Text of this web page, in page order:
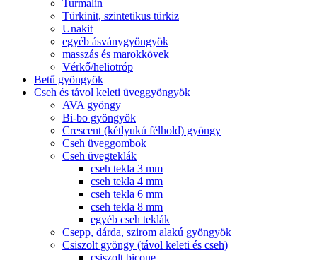
Turmalin
Türkinit, szintetikus türkiz
Unakit
egyéb ásványgyöngyök
masszás és marokkövek
Vérkő/heliotróp
Betű gyöngyök
Cseh és távol keleti üveggyöngyök
AVA gyöngy
Bi-bo gyöngyök
Crescent (kétlyukú félhold) gyöngy
Cseh üveggombok
Cseh üvegteklák
cseh tekla 3 mm
cseh tekla 4 mm
cseh tekla 6 mm
cseh tekla 8 mm
egyéb cseh teklák
Csepp, dárda, szirom alakú gyöngyök
Csiszolt gyöngy (távol keleti és cseh)